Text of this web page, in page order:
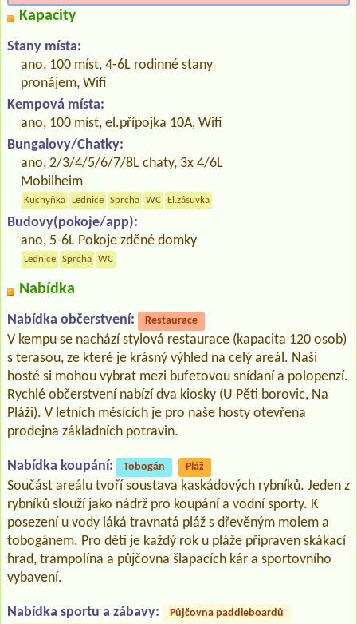
Kapacity
Stany místa:
ano, 100 míst, 4-6L rodinné stany
pronájem, Wifi
Kempová místa:
ano, 100 míst, el.přípojka 10A, Wifi
Bungalovy/Chatky:
ano, 2/3/4/5/6/7/8L chaty, 3x 4/6L
Mobilheim
Kuchyňka Lednice Sprcha WC El.zásuvka
Budovy(pokoje/app):
ano, 5-6L Pokoje zděné domky
Lednice Sprcha WC
Nabídka
Nabídka občerstvení: Restaurace
V kempu se nachází stylová restaurace (kapacita 120 osob)
s terasou, ze které je krásný výhled na celý areál. Naši
hosté si mohou vybrat mezi bufetovou snídaní a polopenzí.
Rychlé občerstvení nabízí dva kiosky (U Pěti borovic, Na
Pláži). V letních měsících je pro naše hosty otevřena
prodejna základních potravin.
Nabídka koupání: Tobogán Pláž
Součást areálu tvoří soustava kaskádových rybníků. Jeden z
rybníků slouží jako nádrž pro koupání a vodní sporty. K
posezení u vody láká travnatá pláž s dřevěným molem a
tobogánem. Pro děti je každý rok u pláže připraven skákací
hrad, trampolína a půjčovna šlapacích kár a sportovního
vybavení.
Nabídka sportu a zábavy:
Půjčovna paddleboardů